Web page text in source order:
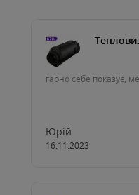
гарно себе показує,
Юрій
16.11.2023